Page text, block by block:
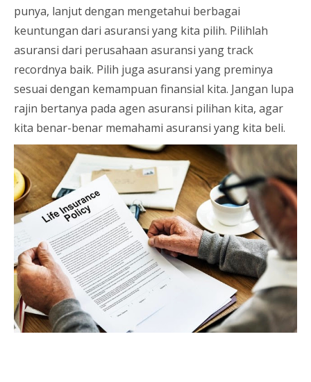
punya, lanjut dengan mengetahui berbagai
keuntungan dari asuransi yang kita pilih. Pilihlah
asuransi dari perusahaan asuransi yang track
recordnya baik. Pilih juga asuransi yang preminya
sesuai dengan kemampuan finansial kita. Jangan lupa
rajin bertanya pada agen asuransi pilihan kita, agar
kita benar-benar memahami asuransi yang kita beli.